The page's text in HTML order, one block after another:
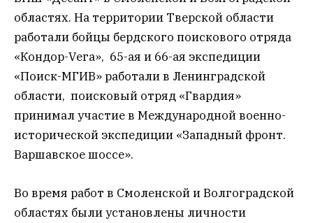
областях. На территории Тверской области
работали бойцы бердского поискового отряда
«Кондор-Vега», 65-ая и 66-ая экспедиции
«Поиск-МГИВ» работали в Ленинградской
области, поисковый отряд «Гвардия»
принимал участие в Международной военно-
исторической экспедиции «Западный фронт.
Варшавское шоссе».
Во время работ в Смоленской и Волгоградской
областях были установлены личности